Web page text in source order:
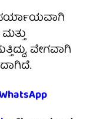
ಪರ್ಯಾಯವಾಗಿ
ವೇಗವಾಗಿ